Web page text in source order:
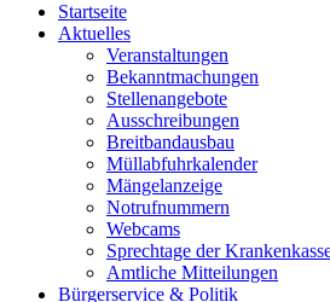
Startseite
Aktuelles
Veranstaltungen
Bekanntmachungen
Stellenangebote
Ausschreibungen
Breitbandausbau
Müllabfuhrkalender
Mängelanzeige
Notrufnummern
Webcams
Sprechtage der
Amtliche Mitteilungen
Bürgerservice & Politik